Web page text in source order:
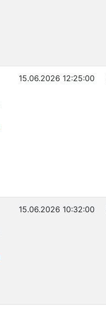
15.06.2026 12:25:00
15.06.2026 10:32:00